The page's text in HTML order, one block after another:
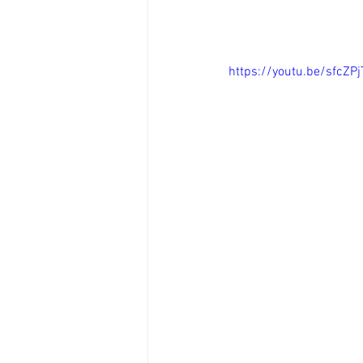
https://youtu.be/